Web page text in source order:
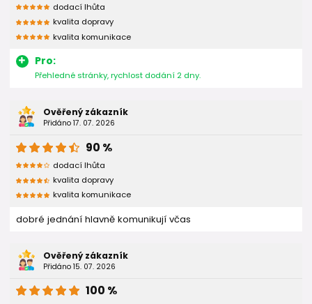
Pro:
Přehledné stránky, rychlost dodání 2 dny.
dodací lhůta
kvalita dopravy
kvalita komunikace
Ověřený zákazník
Přidáno 17. 07. 2026
dobré jednání hlavně komunikují včas
90 %
dodací lhůta
kvalita dopravy
kvalita komunikace
Ověřený zákazník
Přidáno 15. 07. 2026
100 %